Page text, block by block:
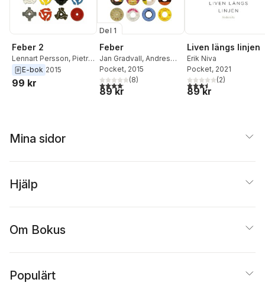
Feber 2
Lennart Persson, Pietro
Maglio,Anna Hellsten
E-bok 2015
99 kr
Del 1
Feber
Jan Gradvall, Andres
Lokko,Mats Olsson
Lennart Persson
Pocket, 2015
4,1utav 5 stjärnor. Totalt antal röster:
(8)
89 kr
Liven längs linjen
Erik Niva
Pocket, 2021
3,5utav 5 stjärnor.
(2)
89 kr
Mina sidor
Hjälp
Om Bokus
Populärt